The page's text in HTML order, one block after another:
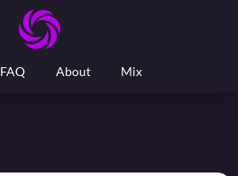
FAQ About Mix